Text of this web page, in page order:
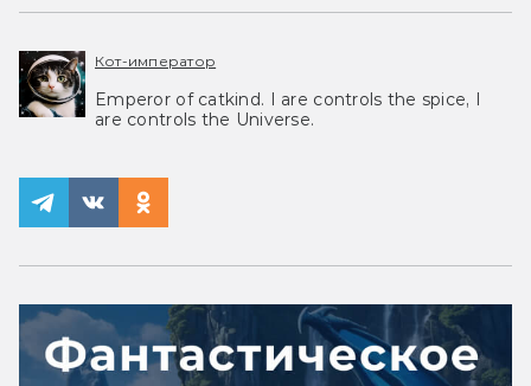
Кот-император
Emperor of catkind. I are controls the spice, I
are controls the Universe.